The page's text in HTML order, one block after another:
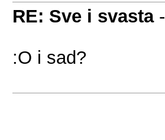
RE: Sve i svasta-
:O i sad?